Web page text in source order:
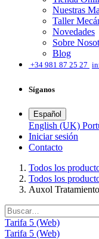
Nuestras
Taller
Novedades
Sobre
Blog
+34 981 87 25 27
Síganos
Español
English (UK)
Iniciar sesión
​Contacto
Todos los
Todos los
Auxol
Tarifa 5 (Web)
Tarifa 5 (Web)